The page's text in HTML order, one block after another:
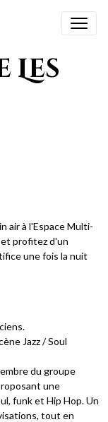
air à l'Espace Multi-
profitez d'un
une fois la nuit
Jazz / Soul
du groupe
une
funk et Hip Hop. Un
tout en